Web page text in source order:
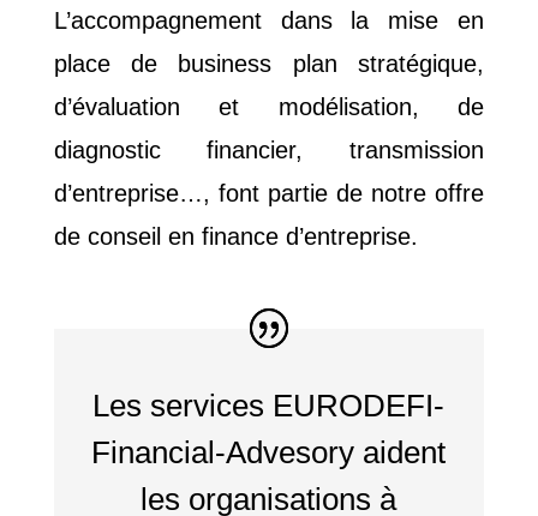
L’accompagnement dans la mise en
place de business plan stratégique,
d’évaluation et modélisation, de
diagnostic financier, transmission
d’entreprise…, font partie de notre offre
de conseil en finance d’entreprise.
Les services EURODEFI-
Financial-Advesory aident
les organisations à